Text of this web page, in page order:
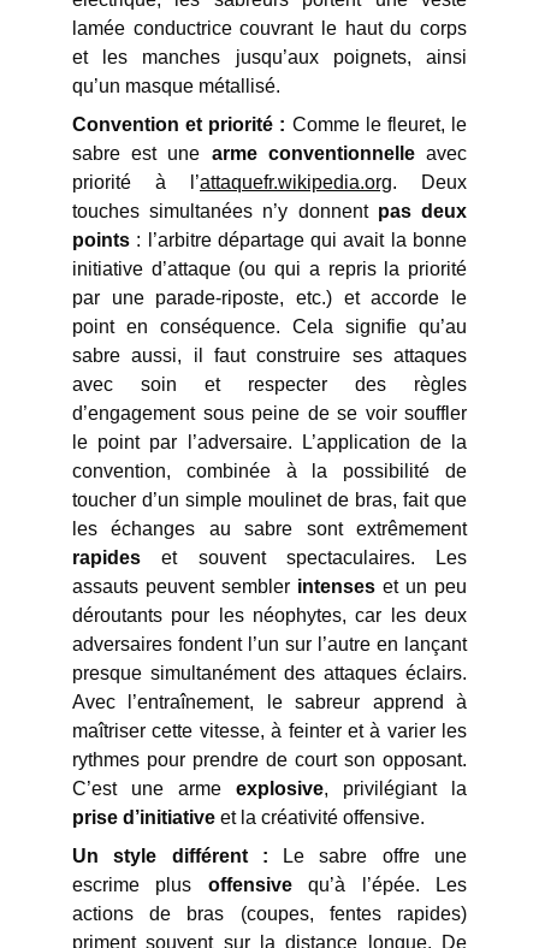
lamée conductrice couvrant le haut du corps
et les manches jusqu’aux poignets, ainsi
qu’un masque métallisé.
Convention et priorité : Comme le fleuret, le
sabre est une arme conventionnelleavec
priorité à l’attaquefr.wikipedia.org. Deux
touches simultanées n’y donnent pas deux
points : l’arbitre départage qui avait la bonne
initiative d’attaque (ou qui a repris la priorité
par une parade-riposte, etc.) et accorde le
point en conséquence. Cela signifie qu’au
sabre aussi, il faut construire ses attaques
avec soin et respecter des règles
d’engagement sous peine de se voir souffler
le point par l’adversaire. L’application de la
convention, combinée à la possibilité de
toucher d’un simple moulinet de bras, fait que
les échanges au sabre sont extrêmement
rapides et souvent spectaculaires. Les
assauts peuvent sembler intenses et un peu
déroutants pour les néophytes, car les deux
adversaires fondent l’un sur l’autre en lançant
presque simultanément des attaques éclairs.
Avec l’entraînement, le sabreur apprend à
maîtriser cette vitesse, à feinter et à varier les
rythmes pour prendre de court son opposant.
C’est une arme explosive, privilégiant la
prise d’initiative et la créativité offensive.
Un style différent : Le sabre offre une
escrime plus offensivequ’à l’épée. Les
actions de bras (coupes, fentes rapides)
priment souvent sur la distance longue. De